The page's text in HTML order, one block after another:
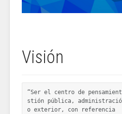
Visión
“Ser el centro de
stión pública,
o exterior, con referencia